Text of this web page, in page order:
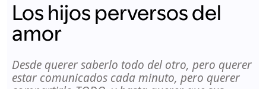
Los hijos perversos del
amor
Desde querer saberlo todo del otro, pero querer
estar comunicados cada minuto, pero querer